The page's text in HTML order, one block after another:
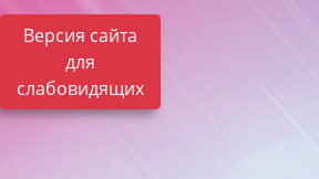
Версия сайта
для
слабовидящих